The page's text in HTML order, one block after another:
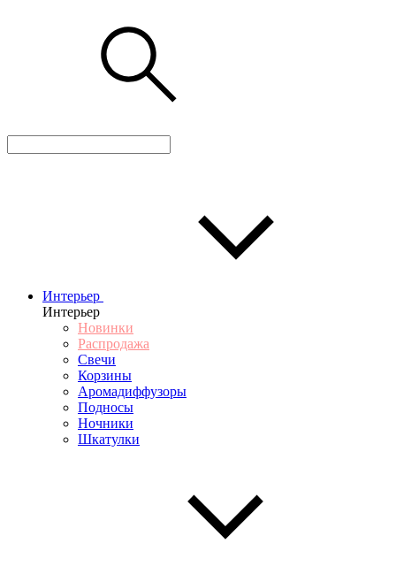
Интерьер
Интерьер
Новинки
Распродажа
Свечи
Корзины
Аромадиффузоры
Подносы
Ночники
Шкатулки